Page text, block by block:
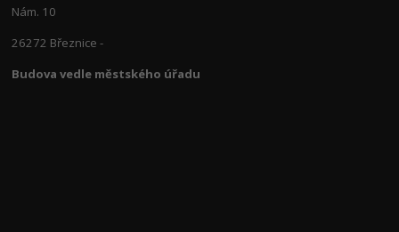
Nám. 10
26272 Březnice -
Budova vedle městského úřadu